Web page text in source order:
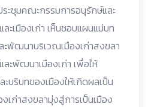
ระชุมคณะกรรมการอนุรักษ์และ
เมืองเก่า เห็นชอบแผนแม่บท
ะพัฒนาบริเวณเมืองเก่าสงขลา
ะพัฒนาเมืองเก่า เพื่อให้
ริบทของเมืองให้เกิดผลเป็น
เก่าสงขลามุ่งสู่การเป็นเมือง